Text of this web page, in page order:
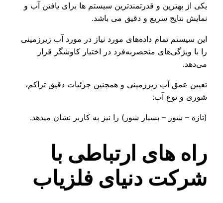
و قدرتمندترین سیستم ها برای یافتن آب و
سریع و دقیق می باشد.
تمام داده‌های مورد نیاز در مورد آب زیرزمینی
منحصربه‌فرد در اختیار کاوشگر قرار
آب زیرزمینی و همچنین جزئیات دقیق تراکم،
آب:
– بسیار شور) را نیز به کاربر نشان میدهد.
های ارتباطی با
دنیای فلزیاب